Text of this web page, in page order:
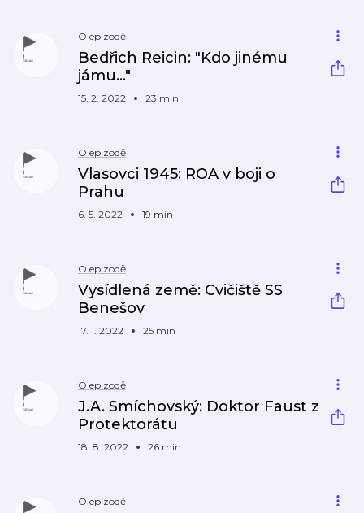
O epizodě
Bedřich Reicin: "Kdo jinému
jámu..."
15. 2. 2022 23 min
O epizodě
Vlasovci 1945: ROA v boji o
Prahu
6. 5. 2022 19 min
O epizodě
Vysídlená země: Cvičiště SS
Benešov
17. 1. 2022 25 min
O epizodě
J.A. Smíchovský: Doktor Faust z
Protektorátu
18. 8. 2022 26 min
O epizodě